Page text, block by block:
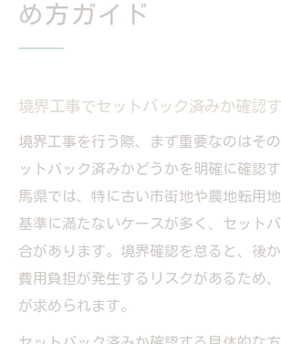
め方ガイド
境界工事でセットバック済みか確認
境界工事を行う際、まず重要なのはそ
ットバック済みかどうかを明確に確認
馬県では、特に古い市街地や農地転用
基準に満たないケースが多く、セット
合があります。境界確認を怠ると、後
費用負担が発生するリスクがあるため
が求められます。